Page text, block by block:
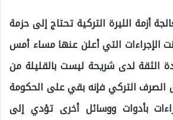
أزمة الليرة التركية تحتاج إلى حزمة
الإجراءات التي أعلن عنها مساء أمس
لدى شريحة ليست بالقليلة من
التركي فإنه بقي على الحكومة
بأدوات ووسائل أخرى تؤدي إلى